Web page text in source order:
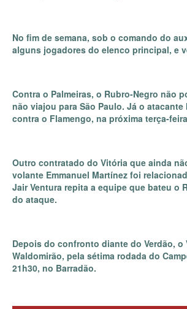
No fim de semana, sob o comando do
alguns jogadores do elenco principal, e
Contra o Palmeiras, o Rubro-Negro não
não viajou para São Paulo. Já o
contra o Flamengo, na próxima terça-
Outro contratado do Vitória que ainda
volante Emmanuel Martínez foi
Jair Ventura repita a equipe que bateu o
do ataque.
Depois do confronto diante do Verdão,
Waldomirão, pela sétima rodada do
21h30, no Barradão.